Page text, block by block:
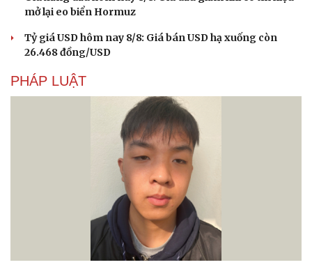
mở lại eo biển Hormuz
Tỷ giá USD hôm nay 8/8: Giá bán USD hạ xuống còn
26.468 đồng/USD
PHÁP LUẬT